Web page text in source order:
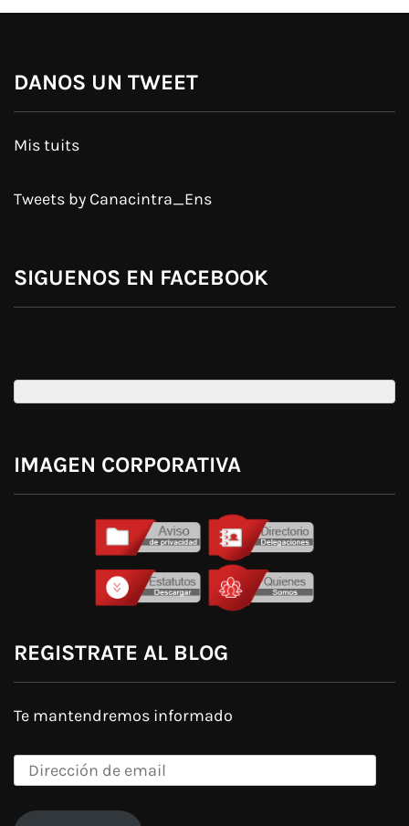
DANOS UN TWEET
Mis tuits
Tweets by Canacintra_Ens
SIGUENOS EN FACEBOOK
IMAGEN CORPORATIVA
REGISTRATE AL BLOG
Te mantendremos informado
Dirección